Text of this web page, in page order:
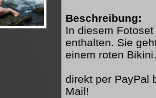
Beschreibung:
In diesem
enthalten. Sie
einem roten Bikini.
direkt per PayPal
Mail!